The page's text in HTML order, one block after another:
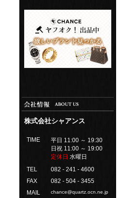
株式会社シャアンス
TIME
平日 11:00 ～ 19:30
日祝 11:00 ～ 19:00
定休日 水曜日
TEL
082 - 241 - 4600
FAX
082 - 504 - 3455
MAIL
chance@quartz.ocn.ne.jp